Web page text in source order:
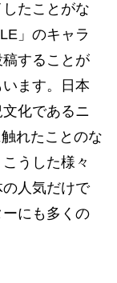
したことがな
」のキャラ
することが
ます。日本
化であるニ
れたことのな
うした様々
人気だけで
にも多くの